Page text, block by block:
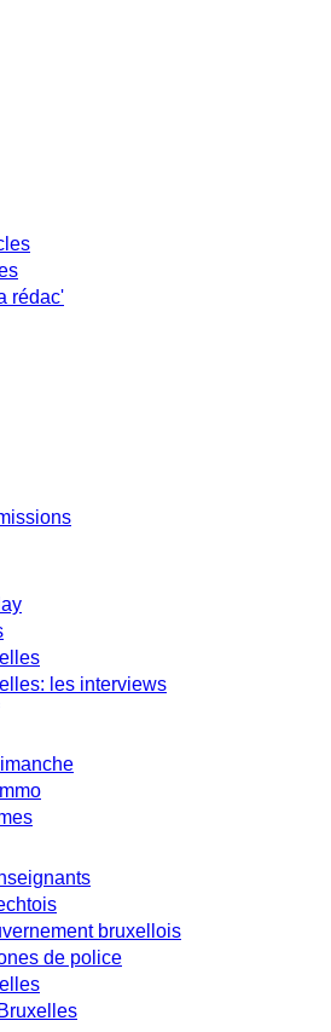
rédac'
les interviews
bruxellois
de police